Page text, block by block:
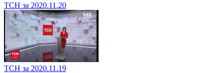
ТСН за 2020.11.20
ТСН за 2020.11.19